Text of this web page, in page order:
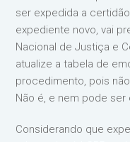
ser expedida a
expediente novo, vai
Nacional de Justiça e
atualize a tabela de
procedimento, pois
Não é, e nem pode
Considerando que